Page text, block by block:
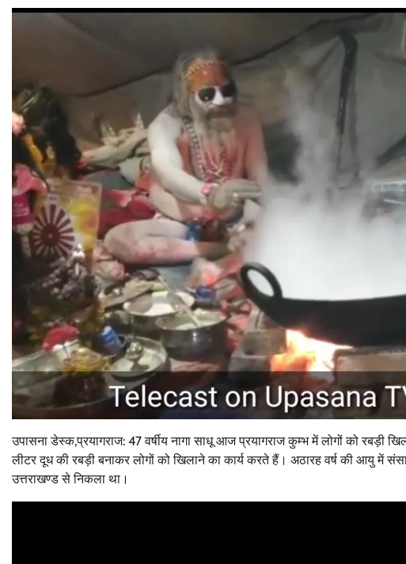
उपासना डेस्क,प्रयागराज: 47 वर्षीय नागा साधू आज प्रयागराज कुम्भ में लोगों को रबड़ी
लीटर दूध की रबड़ी बनाकर लोगों को खिलाने का कार्य करते हैं। अठारह वर्ष की आयु में
उत्तराखण्ड से निकला था।